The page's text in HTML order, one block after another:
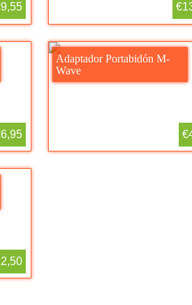
Adaptador Portabidón M-
Wave